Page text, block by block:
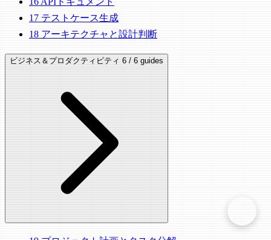
17 テストケース生成
18 アーキテクチャと設計判断
ビジネス＆プロダクティビティ 6 / 6 guides